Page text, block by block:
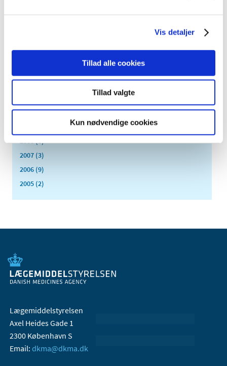
Vis detaljer
Tillad alle cookies
Tillad valgte
Kun nødvendige cookies
maj (3)
2010 (7)
2008 (8)
2007 (3)
2006 (9)
2005 (2)
Lægemiddelstyrelsen
Axel Heides Gade 1
2300 København S
Email: dkma@dkma.dk